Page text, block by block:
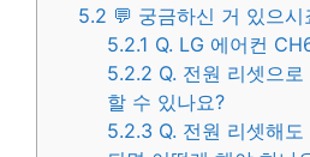
5.2 💬 궁금하신 거 있으시
5.2.1 Q. LG 에어컨
5.2.2 Q. 전원 리셋으
할 수 있나요?
5.2.3 Q. 전원 리셋해